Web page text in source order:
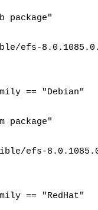
== "Debian"
"RedHat"